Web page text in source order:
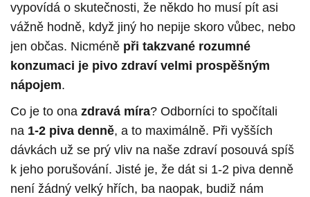
vypovídá o skutečnosti, že někdo ho musí pít asi
vážně hodně, když jiný ho nepije skoro vůbec, nebo
jen občas. Nicméně při takzvané rozumné
konzumaci je pivo zdraví velmi prospěšným
nápojem.
Co je to ona zdravá míra? Odborníci to spočítali
na 1-2 piva denně, a to maximálně. Při vyšších
dávkách už se prý vliv na naše zdraví posouvá spíš
k jeho porušování. Jisté je, že dát si 1-2 piva denně
není žádný velký hřích, ba naopak, budiž nám